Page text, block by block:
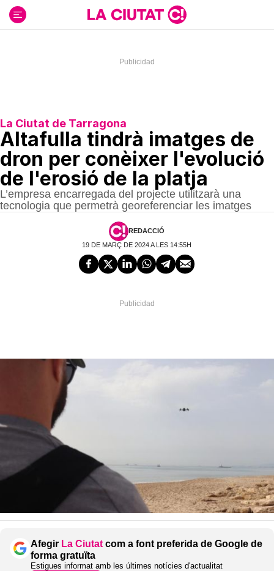
contenido
La Ciutat de Tarragona
Altafulla tindrà imatges de
dron per conèixer l'evolució
de l'erosió de la platja
L’empresa encarregada del projecte utilitzarà una
tecnologia que permetrà georeferenciar les imatges
REDACCIÓ
19 DE MARÇ DE 2024 A LES 14:55H
Afegir La Ciutat com a font preferida de Google de
forma gratuïta
Estigues informat amb les últimes notícies d'actualitat